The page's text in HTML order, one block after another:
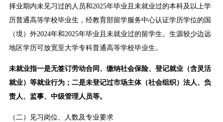
择业期内未见习过的人员和2025年毕业且未就业过的本科及以上学
历普通高等学校毕业生，经教育部留学服务中心认证学历学位的国
（境）外2024年和2025年毕业且未就业过的留学生。生源较少边远
地区学历可放宽至大学专科普通高等学校毕业生。
未就业指一是无签订劳动合同、缴纳社会保险、登记就业（含灵活
就业）等就业行为；二是未登记过市场主体（社会组织）法人、负
责人、监事、中级管理人员等。
（二）见习岗位、人数及专业要求